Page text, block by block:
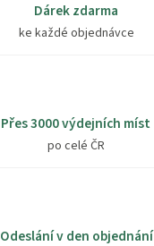
Dárek zdarma
ke každé objednávce
Přes 3000 výdejních míst
po celé ČR
Odeslání v den objednání